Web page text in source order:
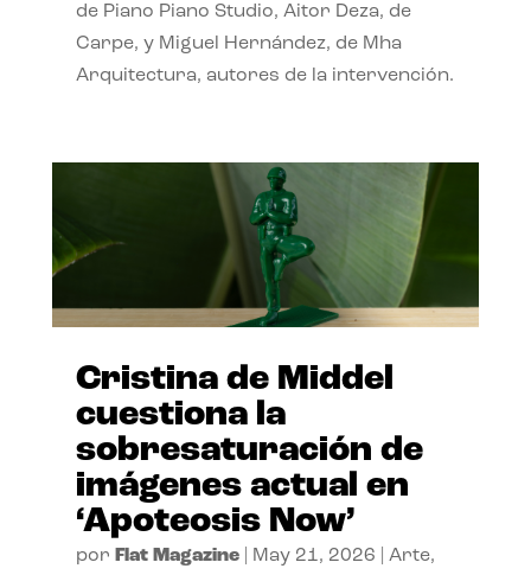
de Piano Piano Studio, Aitor Deza, de
Carpe, y Miguel Hernández, de Mha
Arquitectura, autores de la intervención.
Cristina de Middel
cuestiona la
sobresaturación de
imágenes actual en
‘Apoteosis Now’
por Flat Magazine| May 21, 2026 Arte,